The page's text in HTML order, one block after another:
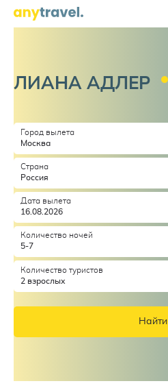
ЛИАНА АДЛЕР
Город вылета
Москва
Страна
Россия
Дата вылета
16.08.2026
Количество ночей
5-7
Количество туристов
2 взрослых
Найти